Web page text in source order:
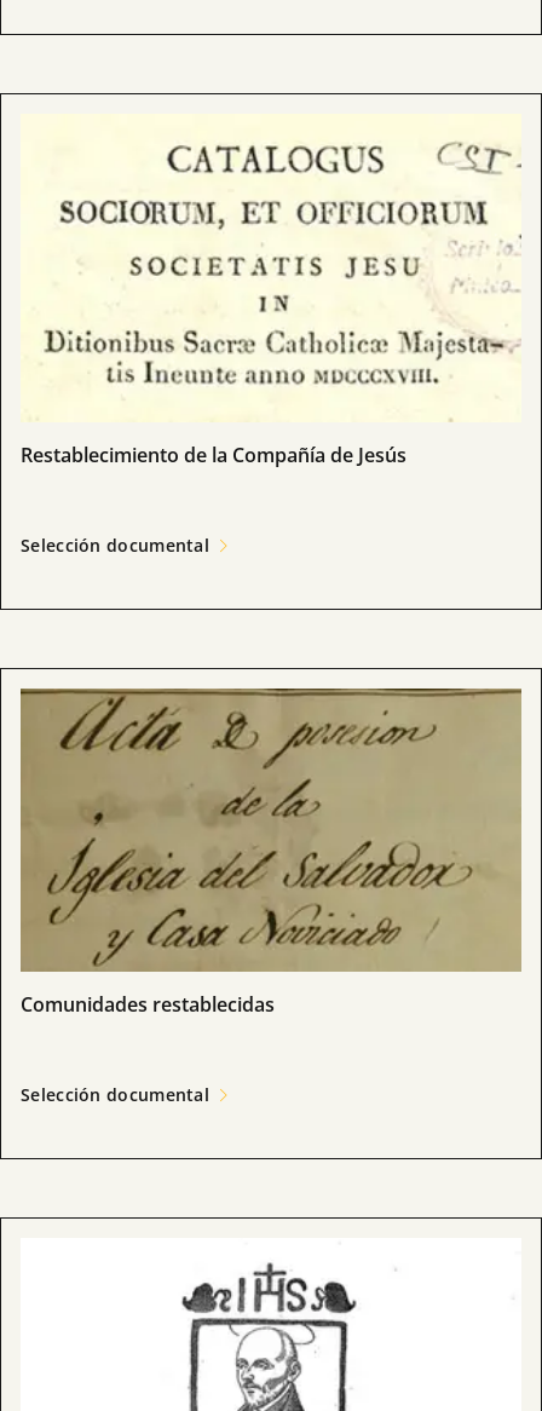
Restablecimiento de la Compañía de Jesús
Selección documental
Comunidades restablecidas
Selección documental